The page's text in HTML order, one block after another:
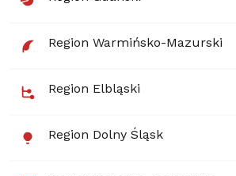
Region Warmińsko-Mazurski
Region Elbląski
Region Dolny Śląsk